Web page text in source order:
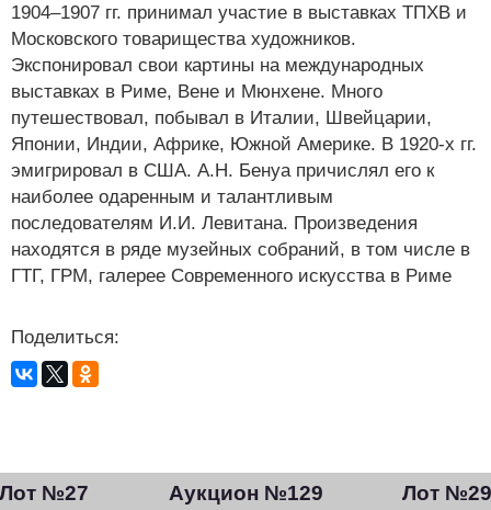
1904–1907 гг. принимал участие в выставках ТПХВ и
Московского товарищества художников.
Экспонировал свои картины на международных
выставках в Риме, Вене и Мюнхене. Много
путешествовал, побывал в Италии, Швейцарии,
Японии, Индии, Африке, Южной Америке. В 1920-х гг.
эмигрировал в США. А.Н. Бенуа причислял его к
наиболее одаренным и талантливым
последователям И.И. Левитана. Произведения
находятся в ряде музейных собраний, в том числе в
ГТГ, ГРМ, галерее Современного искусства в Риме
Поделиться:
Лот №27 Аукцион №129 Лот №29